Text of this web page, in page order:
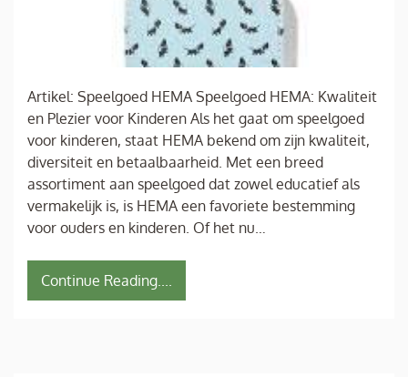
Artikel: Speelgoed HEMA Speelgoed HEMA: Kwaliteit
en Plezier voor Kinderen Als het gaat om speelgoed
voor kinderen, staat HEMA bekend om zijn kwaliteit,
diversiteit en betaalbaarheid. Met een breed
assortiment aan speelgoed dat zowel educatief als
vermakelijk is, is HEMA een favoriete bestemming
voor ouders en kinderen. Of het nu…
Continue Reading....